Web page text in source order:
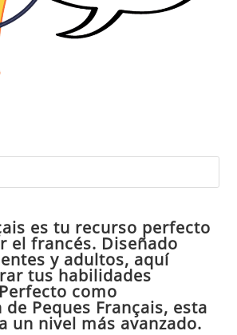
es tu recurso perfecto
el francés. Diseñado
y adultos, aquí
tus habilidades
como
Peques Français, esta
un nivel más avanzado.